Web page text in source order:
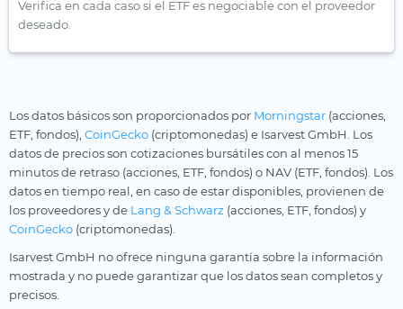
Verifica en cada caso si el ETF es negociable con el proveedor
deseado.
Los datos básicos son proporcionados por Morningstar (acciones,
ETF, fondos), CoinGecko (criptomonedas) e Isarvest GmbH. Los
datos de precios son cotizaciones bursátiles con al menos 15
minutos de retraso (acciones, ETF, fondos) o NAV (ETF, fondos). Los
datos en tiempo real, en caso de estar disponibles, provienen de
los proveedores y de Lang & Schwarz (acciones, ETF, fondos) y
CoinGecko (criptomonedas).
Isarvest GmbH no ofrece ninguna garantía sobre la información
mostrada y no puede garantizar que los datos sean completos y
precisos.